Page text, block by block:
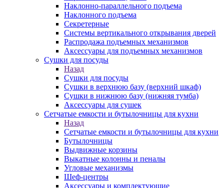
Наклонно-параллельного подъема
Наклонного подъема
Секретерные
Системы вертикального открывания дверей
Распродажа подъемных механизмов
Аксессуары для подъемных механизмов
Сушки для посуды
Назад
Сушки для посуды
Сушки в верхнюю базу (верхний шкаф)
Сушки в нижнюю базу (нижняя тумба)
Аксессуары для сушек
Сетчатые емкости и бутылочницы для кухни
Назад
Сетчатые емкости и бутылочницы для кухни
Бутылочницы
Выдвижные корзины
Выкатные колонны и пеналы
Угловые механизмы
Шеф-центры
Аксессуары и комплектующие